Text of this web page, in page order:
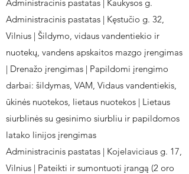
Administracinis pastatas | Kaukysos g.
Administracinis pastatas | Kęstučio g. 32,
Vilnius | Šildymo, vidaus vandentiekio ir
nuotekų, vandens apskaitos mazgo įrengimas
| Drenažo įrengimas | Papildomi įrengimo
darbai: šildymas, VAM, Vidaus vandentiekis,
ūkinės nuotekos, lietaus nuotekos | Lietaus
siurblinės su gesinimo siurbliu ir papildomos
latako linijos įrengimas
Administracinis pastatas | Kojelaviciaus g. 17,
Vilnius | Pateikti ir sumontuoti įrangą (2 oro